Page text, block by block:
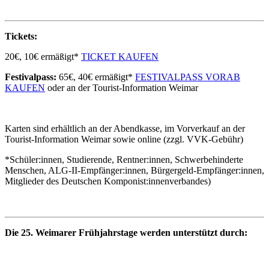
Tickets:
20€, 10€ ermäßigt* TICKET KAUFEN
Festivalpass: 65€, 40€ ermäßigt* FESTIVALPASS VORAB
KAUFEN oder an der Tourist-Information Weimar
Karten sind erhältlich an der Abendkasse, im Vorverkauf an der
Tourist-Information Weimar sowie online (zzgl. VVK-Gebühr)
*Schüler:innen, Studierende, Rentner:innen, Schwerbehinderte
Menschen, ALG-II-Empfänger:innen, Bürgergeld-Empfänger:innen,
Mitglieder des Deutschen Komponist:innenverbandes)
Die 25. Weimarer Frühjahrstage werden unterstützt durch: